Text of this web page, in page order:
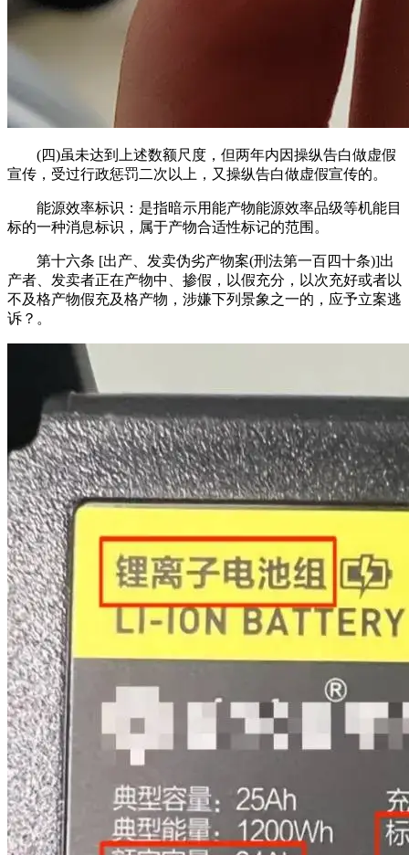
(四)虽未达到上述数额尺度，但两年内因操纵告白做虚假
宣传，受过行政惩罚二次以上，又操纵告白做虚假宣传的。
能源效率标识：是指暗示用能产物能源效率品级等机能目
标的一种消息标识，属于产物合适性标记的范围。
第十六条 [出产、发卖伪劣产物案(刑法第一百四十条)]出
产者、发卖者正在产物中、掺假，以假充分，以次充好或者以
不及格产物假充及格产物，涉嫌下列景象之一的，应予立案逃
诉？。